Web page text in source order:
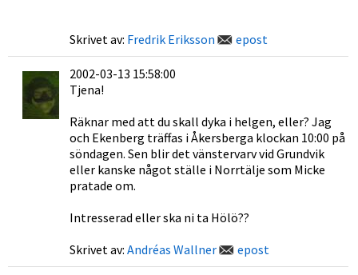
Skrivet av: Fredrik Eriksson epost
2002-03-13 15:58:00
Tjena!
Räknar med att du skall dyka i helgen, eller? Jag
och Ekenberg träffas i Åkersberga klockan 10:00 på
söndagen. Sen blir det vänstervarv vid Grundvik
eller kanske något ställe i Norrtälje som Micke
pratade om.
Intresserad eller ska ni ta Hölö??
Skrivet av: Andréas Wallner epost